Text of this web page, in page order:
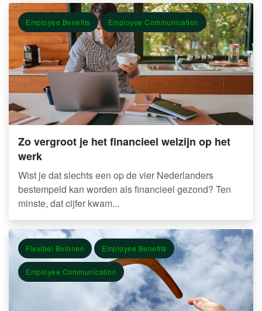
Employee Benefits Employee Communication
Zo vergroot je het financieel welzijn op het
werk
Wist je dat slechts een op de vier Nederlanders
bestempeld kan worden als financieel gezond? Ten
minste, dat cijfer kwam...
Flexibel Belonen Employee Benefits
Employee Communication